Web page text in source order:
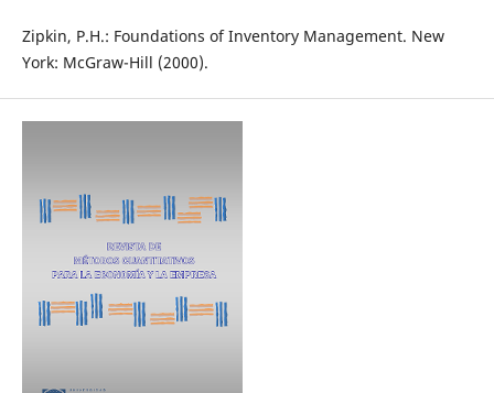
Zipkin, P.H.: Foundations of Inventory Management. New
York: McGraw-Hill (2000).